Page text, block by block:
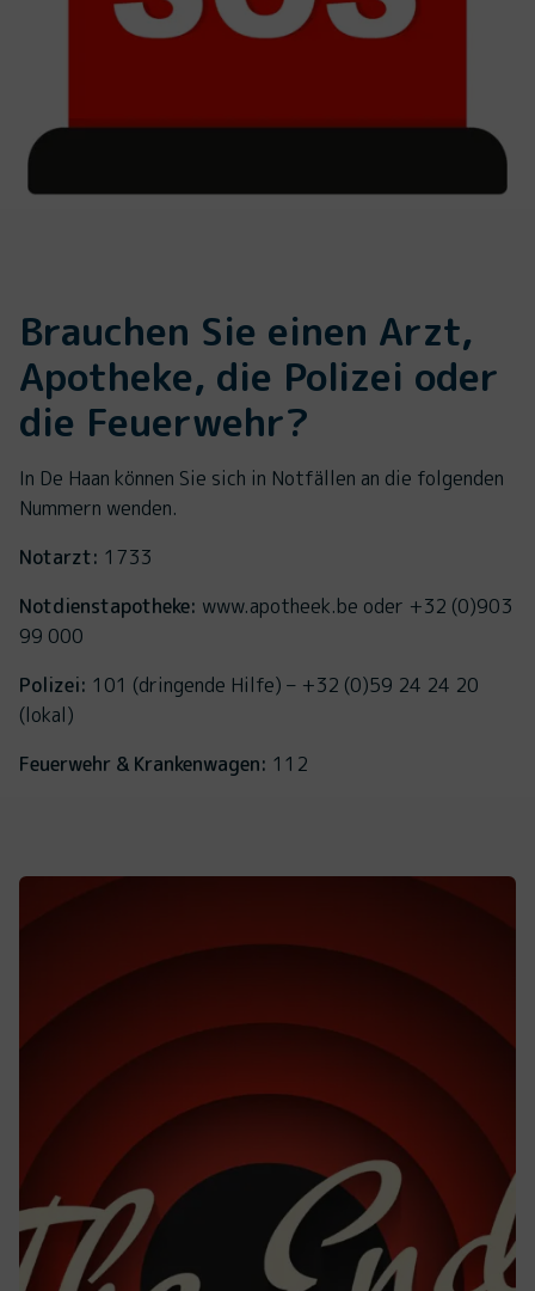
Brauchen Sie einen Arzt,
Apotheke, die Polizei oder
die Feuerwehr?
In De Haan können Sie sich in Notfällen an die folgenden
Nummern wenden.
Notarzt: 1733
Notdienstapotheke: www.apotheek.be oder +32 (0)903
99 000
Polizei: 101 (dringende Hilfe) – +32 (0)59 24 24 20
(lokal)
Feuerwehr & Krankenwagen: 112